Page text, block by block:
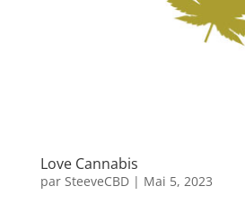
Love Cannabis
par SteeveCBD| Mai 5, 2023